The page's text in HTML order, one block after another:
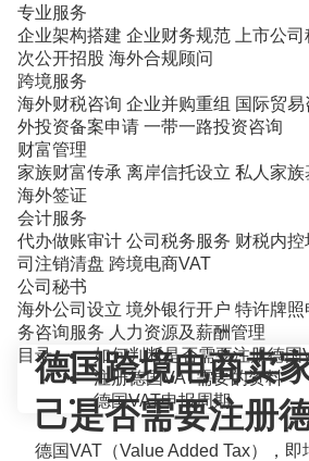
专业服务
企业架构搭建 企业财务规范 上市公
次公开招股 海外合规顾问
跨境服务
海外财税咨询 企业并购重组 国际贸易
外投资备案申请 一带一路投资咨询
财富管理
家族财富传承 离岸信托设立 私人家族
海外签证
会计服务
代办做账审计 公司税务服务 财税内控
司注销清盘 跨境电商VAT
公司秘书
海外公司设立 境外银行开户 特许牌照
务咨询服务 人力资源及薪酬管理
德国跨境电商卖
己是否需要注册
德国VAT（Value Added Tax），
目录
如何判断是否需要注册德国
注册德国VAT需要的资料
德国VAT申报周期